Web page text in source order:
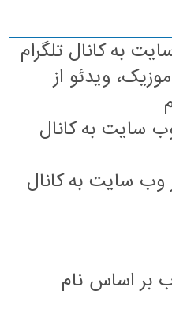
به کانال تلگرام
ویدئو از
سایت به کانال
وب سایت به کانال
بر اساس نام